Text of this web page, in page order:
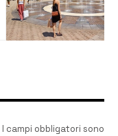
I campi obbligatori sono